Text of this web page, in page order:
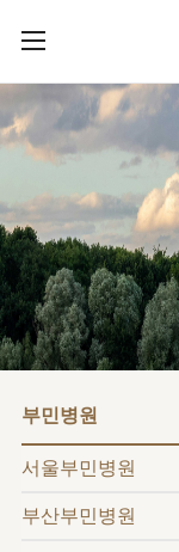
로그인
회원가입
부민병원그룹소개
비전과
부민스토리
이사장소개
HI
HSS
글로벌
얼라이언스
연혁
조직도
오시는길
의료진
부민병원그룹소식
사회공헌
후원안내
언론보도
건강토크
입찰공고
부민병원
40주년
역사관
병원/
센터
서울부민병원
부산부민병원
해운대부민병원
프레스티지
라이프케어센터
KOR
ENG
RUS
부민병원
서울부민병원
부산부민병원